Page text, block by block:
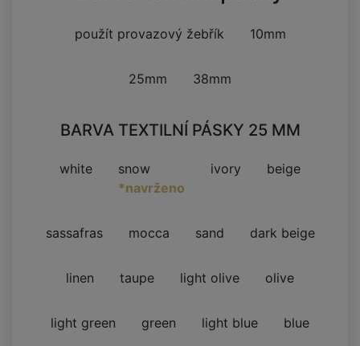
25mm
10mm
38mm
použít provazový žebřík
BARVA TEXTILNÍ PÁSKY 25 MM
white
snow
*navrženo
ivory beige
sassafras mocca sand dark beige
linen taupe light olive olive
light green green light blue blue